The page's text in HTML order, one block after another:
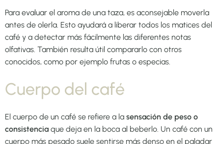
Para evaluar el aroma de una taza, es aconsejable moverla
antes de olerla. Esto ayudará a liberar todos los matices del
café y a detectar más fácilmente las diferentes notas
olfativas. También resulta útil compararlo con otros
conocidos, como por ejemplo frutas o especias.
Cuerpo del café
El cuerpo de un café se refiere a la sensación de peso o
consistencia que deja en la boca al beberlo. Un café con un
cuerpo más pesado suele sentirse más denso en el paladar